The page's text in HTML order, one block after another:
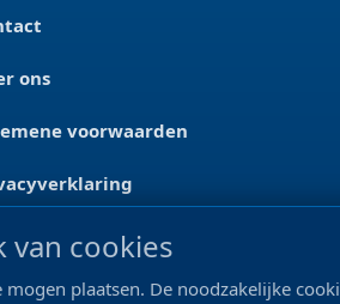
ons
voorwaarden
& tips
van cookies
plaatsen. De noodzakelijke